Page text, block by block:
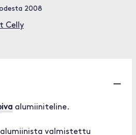
2008
Celly
alumiiniteline.
alumiinista valmistettu